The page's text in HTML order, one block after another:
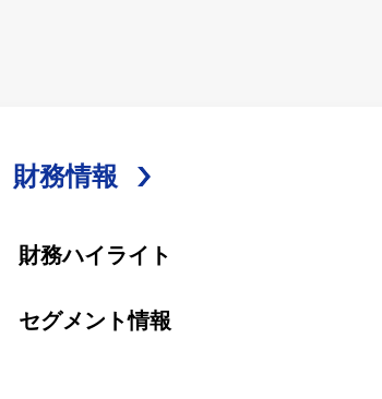
財務情報
財務ハイライト
セグメント情報